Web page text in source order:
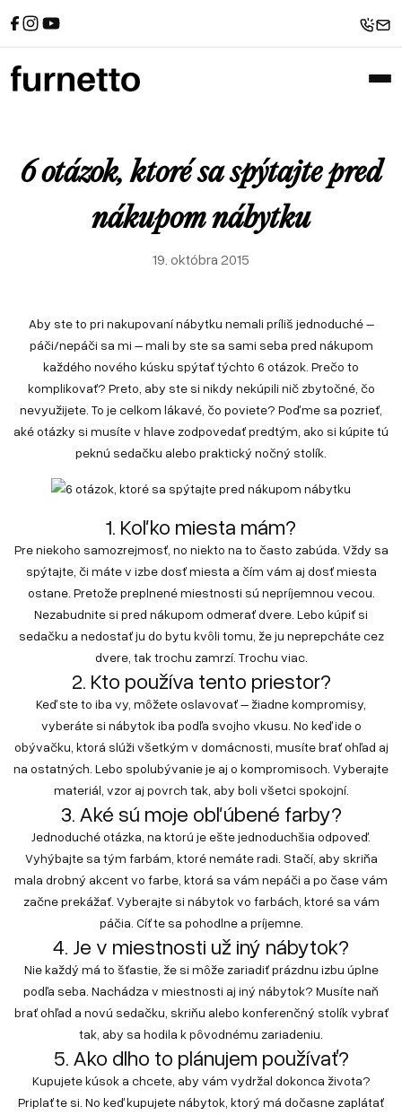
E-shop
Rohové sedačky
Pohovky
Sedačky v tvare U
Kreslá
Taburety
Atypické sedačky
Postele
Atypické postele
Recenzie od zákazníkov
Sedačky u zákazníkov
Postele u zákazníkov
Zákazkové čalúnnictvo
Foto z výroby
E-shop
Rohové sedačky
Sedačky v tvare U
Kreslá
Leňošky
Taburety
Atypické sedačky
Postele
Atypické postele
Recenzie od zákazníkov
Sedačky u zákazníkov
Postele u zákazníkov
Foto z výroby
Interiéry a realizácie
6 otázok, ktoré sa spýtajte pred
nákupom nábytku
19. októbra 2015
Aby ste to pri nakupovaní nábytku nemali príliš jednoduché –
páči/nepáči sa mi – mali by ste sa sami seba pred nákupom
každého nového kúsku spýtať týchto 6 otázok. Prečo to
komplikovať? Preto, aby ste si nikdy nekúpili nič zbytočné, čo
nevyužijete. To je celkom lákavé, čo poviete? Poďme sa pozrieť,
aké otázky si musíte v hlave zodpovedať predtým, ako si kúpite tú
peknú sedačku alebo praktický nočný stolík.
1. Koľko miesta mám?
Pre niekoho samozrejmosť, no niekto na to často zabúda. Vždy sa
spýtajte, či máte v izbe dosť miesta a čím vám aj dosť miesta
ostane. Pretože preplnené miestnosti sú nepríjemnou vecou.
Nezabudnite si pred nákupom odmerať dvere. Lebo kúpiť si
sedačku a nedostať ju do bytu kvôli tomu, že ju neprepcháte cez
dvere, tak trochu zamrzí. Trochu viac.
2. Kto používa tento priestor?
Keď ste to iba vy, môžete oslavovať – žiadne kompromisy,
vyberáte si nábytok iba podľa svojho vkusu. No keď ide o
obývačku, ktorá slúži všetkým v domácnosti, musíte brať ohľad aj
na ostatných. Lebo spolubývanie je aj o kompromisoch. Vyberajte
materiál, vzor aj povrch tak, aby boli všetci spokojní.
3. Aké sú moje obľúbené farby?
Jednoduché otázka, na ktorú je ešte jednoduchšia odpoveď.
Vyhýbajte sa tým farbám, ktoré nemáte radi. Stačí, aby skriňa
mala drobný akcent vo farbe, ktorá sa vám nepáči a po čase vám
začne prekážať. Vyberajte si nábytok vo farbách, ktoré sa vám
páčia. Cíťte sa pohodlne a príjemne.
4. Je v miestnosti už iný nábytok?
Nie každý má to šťastie, že si môže zariadiť prázdnu izbu úplne
podľa seba. Nachádza v miestnosti aj iný nábytok? Musíte naň
brať ohľad a novú sedačku, skriňu alebo konferenčný stolík vybrať
tak, aby sa hodila k pôvodnému zariadeniu.
5. Ako dlho to plánujem používať?
Kupujete kúsok a chcete, aby vám vydržal dokonca života?
Priplaťte si. No keď kupujete nábytok, ktorý má dočasne zaplátať